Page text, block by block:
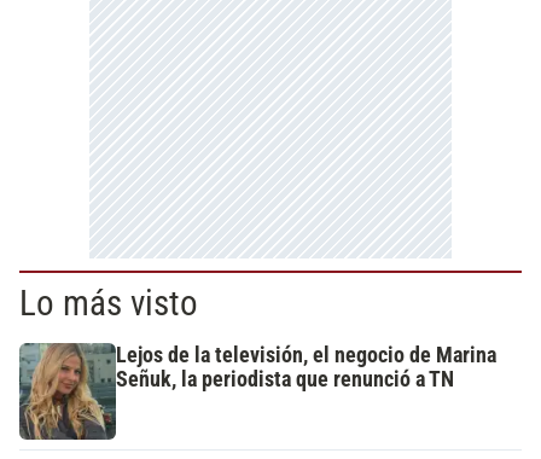
Lo más visto
Lejos de la televisión, el negocio de Marina
Señuk, la periodista que renunció a TN